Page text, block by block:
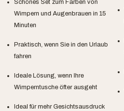
Schönes Set zum Färben von
Wimpern und Augenbrauen in 15
Minuten
Praktisch, wenn Sie in den Urlaub
fahren
Ideale Lösung, wenn Ihre
Wimperntusche öfter ausgeht
Ideal für mehr Gesichtsausdruck